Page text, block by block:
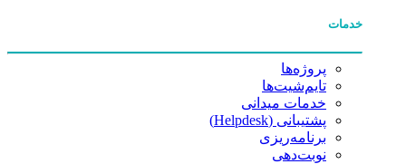
خدمات
پروژه‌ها
تایم‌شیت‌ها
خدمات میدانی
پشتیبانی (Helpdesk)
برنامه‌ریزی
نوبت‌دهی